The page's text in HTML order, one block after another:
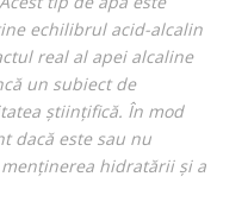
echilibrul acid-alcalin
real al apei alcaline
un subiect de
științifică. În mod
dacă este sau nu
hidratării și a